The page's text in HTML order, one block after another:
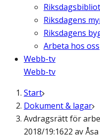
Riksdagens
Riksdagens
Arbeta hos oss
Webb-tv
Webb-tv
Start
Dokument & lagar
Avdragsrätt för
2018/19:1622 av